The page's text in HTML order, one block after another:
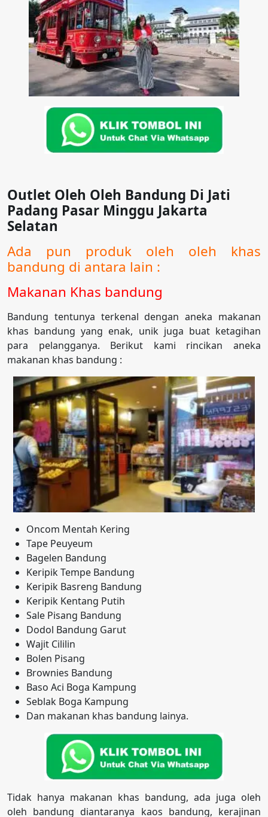
Outlet Oleh Oleh Bandung Di Jati
Padang Pasar Minggu Jakarta
Selatan
Ada pun produk oleh oleh khas
bandung di antara lain :
Makanan Khas bandung
Bandung tentunya terkenal dengan aneka makanan
khas bandung yang enak, unik juga buat ketagihan
para pelangganya. Berikut kami rincikan aneka
makanan khas bandung :
Oncom Mentah Kering
Tape Peuyeum
Bagelen Bandung
Keripik Tempe Bandung
Keripik Basreng Bandung
Keripik Kentang Putih
Sale Pisang Bandung
Dodol Bandung Garut
Wajit Cililin
Bolen Pisang
Brownies Bandung
Baso Aci Boga Kampung
Seblak Boga Kampung
Dan makanan khas bandung lainya.
Tidak hanya makanan khas bandung, ada juga oleh
oleh bandung diantaranya kaos bandung, kerajinan